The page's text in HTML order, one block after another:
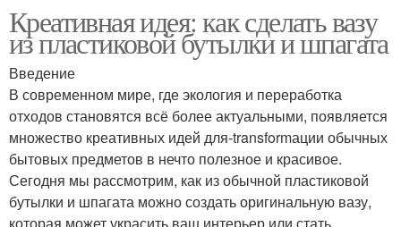
Креативная идея: как сделать вазу
из пластиковой бутылки и шпагата
Введение
В современном мире, где экология и переработка
отходов становятся всё более актуальными, появляется
множество креативных идей для-transformации обычных
бытовых предметов в нечто полезное и красивое.
Сегодня мы рассмотрим, как из обычной пластиковой
бутылки и шпагата можно создать оригинальную вазу,
которая может украсить ваш интерьер или стать